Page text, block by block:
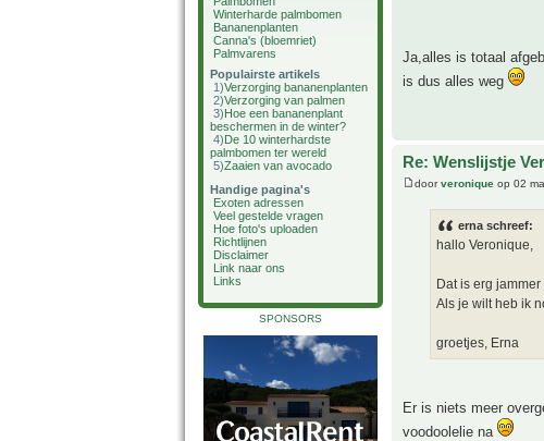
Winterharde palmbomen
Bananenplanten
Canna's (bloemriet)
Palmvarens
Populairste artikels
1)Verzorging bananenplanten
2)Verzorging van palmen
3)Hoe een bananenplant
beschermen in de winter?
4)De 10 winterhardste
palmbomen ter wereld
5)Zaaien van avocado
Handige pagina's
Exoten adressen
Veel gestelde vragen
Hoe foto's uploaden
Richtlijnen
Disclaimer
Link naar ons
Links
SPONSORS
Ja,alles is totaal
is dus alles weg
Re: Wenslijstje
doorveronique op 02
erna schreef:
hallo Veronique,
Dat is erg
Als je wilt heb ik
groetjes, Erna
Er is niets meer
voodoolelie na